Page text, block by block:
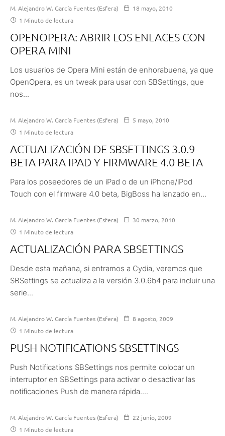
M. Alejandro W. García Fuentes (Esfera)
18 mayo, 2010
1 Minuto de lectura
OPENOPERA: ABRIR LOS ENLACES CON
OPERA MINI
Los usuarios de Opera Mini están de enhorabuena, ya que
OpenOpera, es un tweak para usar con SBSettings, que
nos...
M. Alejandro W. García Fuentes (Esfera)
5 mayo, 2010
1 Minuto de lectura
ACTUALIZACIÓN DE SBSETTINGS 3.0.9
BETA PARA IPAD Y FIRMWARE 4.0 BETA
Para los poseedores de un iPad o de un iPhone/iPod
Touch con el firmware 4.0 beta, BigBoss ha lanzado en...
M. Alejandro W. García Fuentes (Esfera)
30 marzo, 2010
1 Minuto de lectura
ACTUALIZACIÓN PARA SBSETTINGS
Desde esta mañana, si entramos a Cydia, veremos que
SBSettings se actualiza a la versión 3.0.6b4 para incluir una
serie...
M. Alejandro W. García Fuentes (Esfera)
8 agosto, 2009
1 Minuto de lectura
PUSH NOTIFICATIONS SBSETTINGS
Push Notifications SBSettings nos permite colocar un
interruptor en SBSettings para activar o desactivar las
notificaciones Push de manera rápida....
M. Alejandro W. García Fuentes (Esfera)
22 junio, 2009
1 Minuto de lectura